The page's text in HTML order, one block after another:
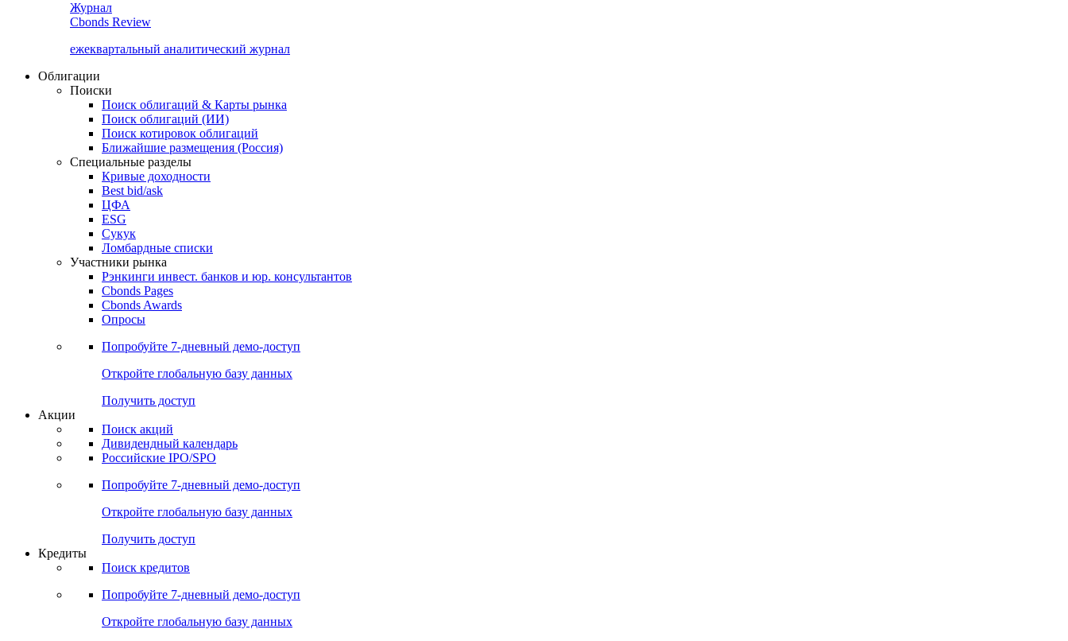
Журнал
Cbonds Review
ежеквартальный аналитический журнал
Облигации
Поиски
Поиск облигаций & Карты рынка
Поиск облигаций (ИИ)
Поиск котировок облигаций
Ближайшие размещения (Россия)
Специальные разделы
Кривые доходности
Best bid/ask
ЦФА
ESG
Сукук
Ломбардные списки
Участники рынка
Рэнкинги инвест. банков и юр. консультантов
Cbonds Pages
Cbonds Awards
Опросы
Попробуйте 7-дневный демо-доступ
Откройте глобальную базу данных
Получить доступ
Акции
Поиск акций
Дивидендный календарь
Российские IPO/SPO
Попробуйте 7-дневный демо-доступ
Откройте глобальную базу данных
Получить доступ
Кредиты
Поиск кредитов
Попробуйте 7-дневный демо-доступ
Откройте глобальную базу данных